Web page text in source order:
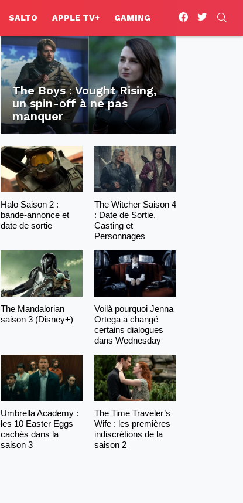
SALTO APPLE TV+ GAMING
facebooktwitter
The Boys : Vought Rising,
un spin-off à ne pas
manquer
Halo Saison 2 :
bande-annonce et
date de sortie
The Witcher Saison 4
: Date de Sortie,
Casting et
Personnages
The Mandalorian
saison 3 (Disney+)
Voilà pourquoi Jenna
Ortega a changé
certains dialogues
dans Wednesday
Umbrella Academy :
les 10 Easter Eggs
cachés dans la
saison 3
The Time Traveler’s
Wife : les premières
indiscrétions de la
saison 2